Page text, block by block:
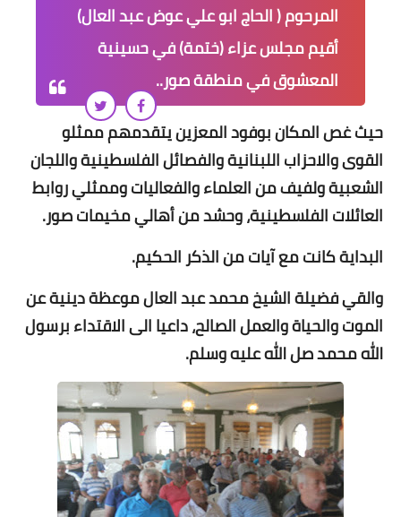
المرحوم ( الحاج ابو علي عوض عبد العال)
أقيم مجلس عزاء (ختمة) في حسينية
المعشوق في منطقة صور..
حيث غص المكان بوفود المعزين يتقدمهم ممثلو
القوى والاحزاب اللبنانية والفصائل الفلسطينية واللجان
الشعبية ولفيف من العلماء والفعاليات وممثلي روابط
العائلات الفلسطينية، وحشد من أهالي مخيمات صور.
البداية كانت مع آيات من الذكر الحكيم.
والقي فضيلة الشيخ محمد عبد العال موعظة دينية عن
الموت والحياة والعمل الصالح، داعيا الى الاقتداء برسول
الله محمد صل الله عليه وسلم.